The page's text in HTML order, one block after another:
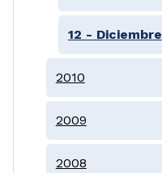
12 - Diciembre
2010
2009
2008